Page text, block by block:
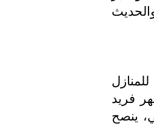
فريد
ينصح